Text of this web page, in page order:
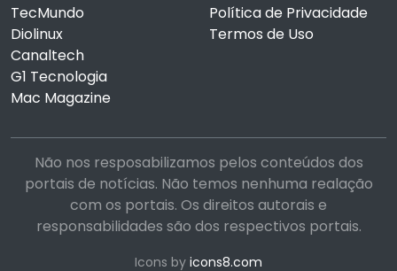
TecMundo
Diolinux
Canaltech
G1 Tecnologia
Mac Magazine
Política de Privacidade
Termos de Uso
Não nos resposabilizamos pelos conteúdos dos
portais de notícias. Não temos nenhuma realação
com os portais. Os direitos autorais e
responsabilidades são dos respectivos portais.
Icons by icons8.com